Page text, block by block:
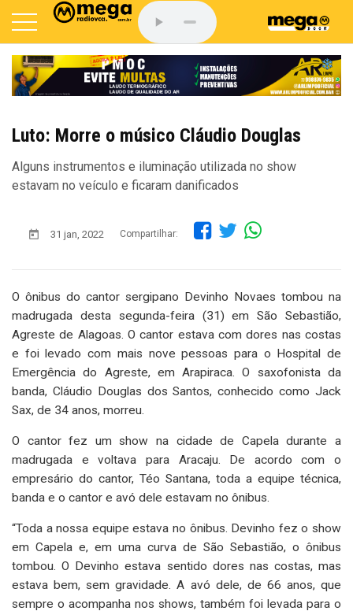
Luto: Morre o músico Cláudio Douglas
Alguns instrumentos e iluminação utilizada no show
estavam no veículo e ficaram danificados
31 jan, 2022 Compartilhar:
O ônibus do cantor sergipano Devinho Novaes tombou na
madrugada desta segunda-feira (31) em São Sebastião,
Agreste de Alagoas. O cantor estava com dores nas costas
e foi levado com mais nove pessoas para o Hospital de
Emergência do Agreste, em Arapiraca. O saxofonista da
banda, Cláudio Douglas dos Santos, conhecido como Jack
Sax, de 34 anos, morreu.
O cantor fez um show na cidade de Capela durante a
madrugada e voltava para Aracaju. De acordo com o
empresário do cantor, Téo Santana, toda a equipe técnica,
banda e o cantor e avó dele estavam no ônibus.
“Toda a nossa equipe estava no ônibus. Devinho fez o show
em Capela e, em uma curva de São Sebastião, o ônibus
tombou. O Devinho estava sentido dores nas costas, mas
estava bem, sem gravidade. A avó dele, de 66 anos, que
sempre o acompanha nos shows, também foi levada para o